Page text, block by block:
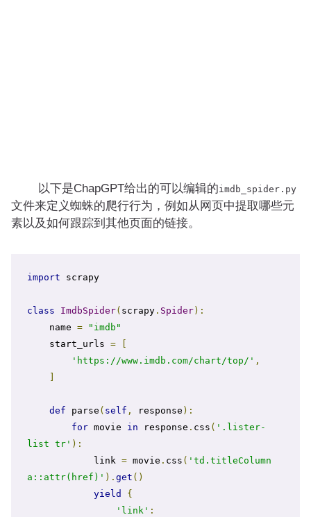
以下是ChapGPT给出的可以编辑的imdb_spider . py
文件来定义蜘蛛的爬行行为，例如从网页中提取哪些元
素以及如何跟踪到其他页面的链接。
import scrapy
class ImdbSpider( scrapy. Spider):
    name
=
"imdb"
    start_urls
=
[
'https://www.imdb.com/chart/top/' ,
]
def parse ( self , response ):
for movie in response . css ( '.lister-
list tr' ):
            link
= movie . css ( 'td.titleColumn
a::attr(href)' ). get ()
yield
{
'link' :